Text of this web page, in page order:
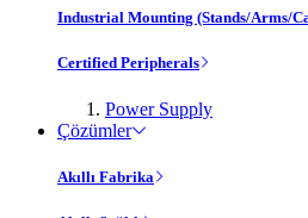
Industrial Mounting (Stands/Arms/
Certified Peripherals
Power Supply
Çözümler
Akıllı Fabrika